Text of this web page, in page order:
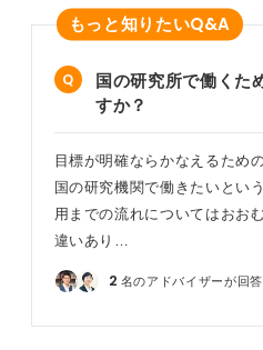
もっと知りたいQ&A
国の研究所で働くた
すか？
目標が明確ならかなえるため
国の研究機関で働きたいとい
用までの流れについてはおお
違いあり…
2 名のアドバイザーが回答